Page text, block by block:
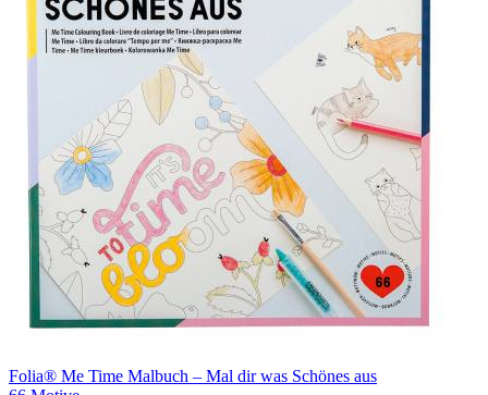
Folia® Me Time Malbuch – Mal dir was Schönes aus